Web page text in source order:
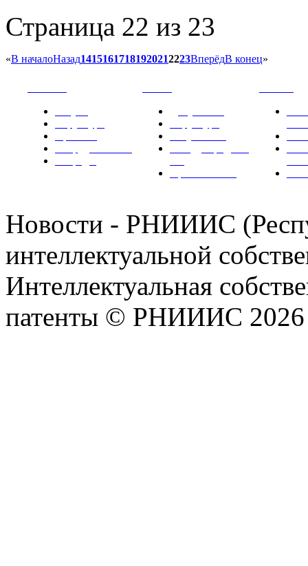
Страница 22 из 23
«В началоНазад14151617181920212223ВперёдВ конец»
Новости - РНИИИС
интеллектуальной
Интеллектуальная
патенты © РНИИИС 2026